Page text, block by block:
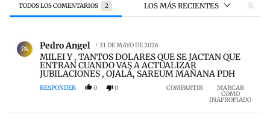
TODOS LOS COMENTARIOS 2 LOS MÁS RECIENTES
Todos los comentarios
PA Pedro Angel 31 DE MAYO DE 2026
MILEI Y , TANTOS DOLARES QUE SE JACTAN QUE
ENTRAN CUANDO VAS A ACTUALIZAR
JUBILACIONES , OJALÁ, SAREUM MAÑANA PDH
RESPONDER 0 0 COMPARTIR MARCAR
COMO
INAPROPIADO